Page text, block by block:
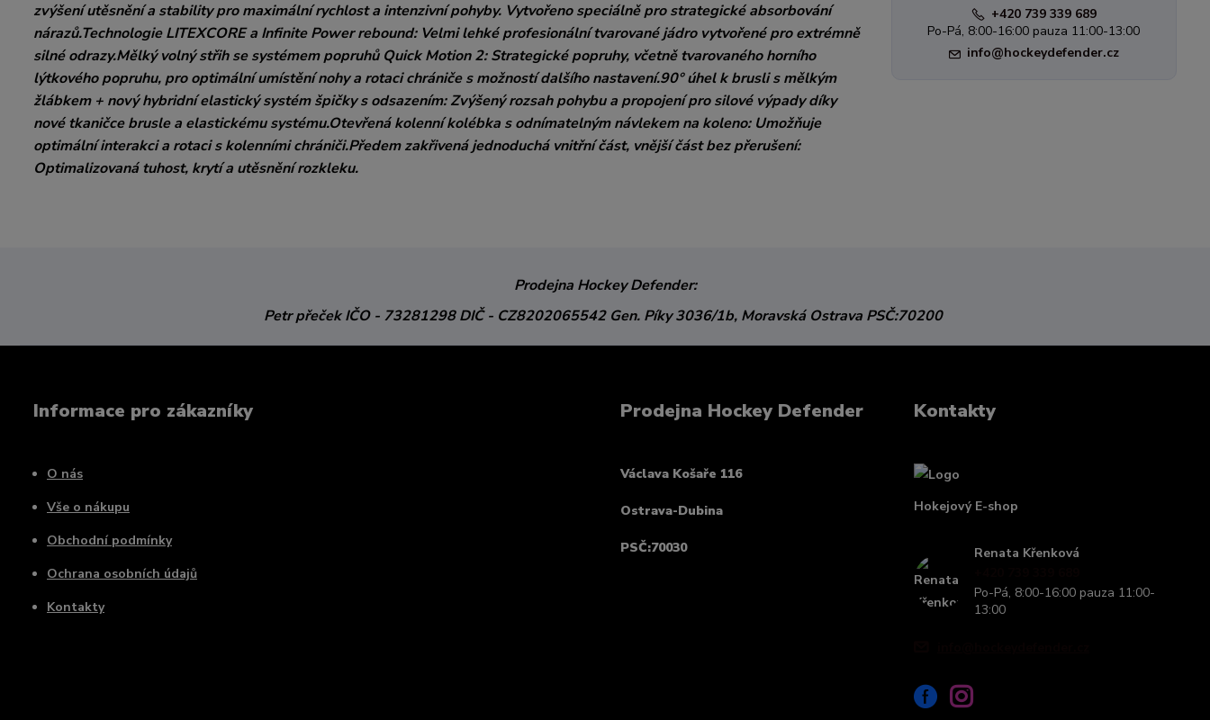
zvýšení utěsnění a stability pro maximální rychlost a intenzivní pohyby. Vytvořeno speciálně pro strategické absorbování
nárazů.Technologie LITEXCORE a Infinite Power rebound: Velmi lehké profesionální tvarované jádro vytvořené pro extrémně
silné odrazy.Mělký volný střih se systémem popruhů Quick Motion 2: Strategické popruhy, včetně tvarovaného horního
lýtkového popruhu, pro optimální umístění nohy a rotaci chrániče s možností dalšího nastavení.90° úhel k brusli s mělkým
žlábkem + nový hybridní elastický systém špičky s odsazením: Zvýšený rozsah pohybu a propojení pro silové výpady díky
nové tkaničce brusle a elastickému systému.Otevřená kolenní kolébka s odnímatelným návlekem na koleno: Umožňuje
optimální interakci a rotaci s kolenními chrániči.Předem zakřivená jednoduchá vnitřní část, vnější část bez přerušení:
Optimalizovaná tuhost, krytí a utěsnění rozkleku.
+420 739 339 689
Po-Pá, 8:00-16:00 pauza 11:00-13:00
info@hockeydefender.cz
Prodejna Hockey Defender:
Petr přečekIČO - 73281298DIČ - CZ8202065542 Gen. Píky 3036/1b, Moravská Ostrava PSČ:70200
Informace pro zákazníky
O nás
Vše o nákupu
Obchodní podmínky
Ochrana osobních údajů
Kontakty
Prodejna Hockey Defender
Václava Košaře 116
Ostrava-Dubina
PSČ:70030
Kontakty
Hokejový E-shop
Renata Křenková
Po-Pá, 8:00-16:00 pauza 11:00-
13:00